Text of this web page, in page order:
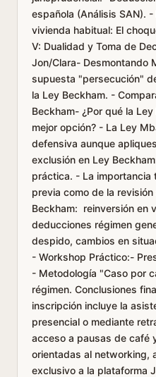
española (Análisis SAN).
vivienda habitual: El
V: Dualidad y Toma de
Jon/Clara- Desmontando
supuesta "persecución"
la Ley Beckham. -
Beckham- ¿Por qué la
mejor opción? - La Ley
defensiva aunque
exclusión en Ley
práctica. - La importancia
previa como de la
Beckham: reinversión en
deducciones régimen
despido, cambios en
- Workshop Práctico:-
- Metodología "Caso por
régimen. Conclusiones
inscripción incluye la
presencial o mediante
acceso a pausas de café
orientadas al networking,
exclusivo a la plataforma